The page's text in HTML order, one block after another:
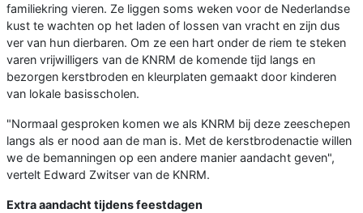
familiekring vieren. Ze liggen soms weken voor de Nederlandse
kust te wachten op het laden of lossen van vracht en zijn dus
ver van hun dierbaren. Om ze een hart onder de riem te steken
varen vrijwilligers van de KNRM de komende tijd langs en
bezorgen kerstbroden en kleurplaten gemaakt door kinderen
van lokale basisscholen.
"Normaal gesproken komen we als KNRM bij deze zeeschepen
langs als er nood aan de man is. Met de kerstbrodenactie willen
we de bemanningen op een andere manier aandacht geven",
vertelt Edward Zwitser van de KNRM.
Extra aandacht tijdens feestdagen